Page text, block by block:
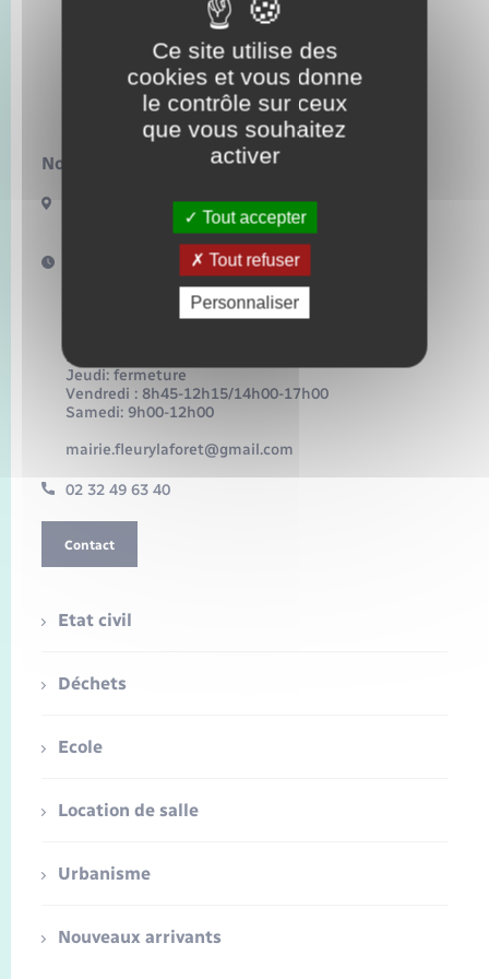
Voirie et espace public
Nous contacter :
8 Place de l’église
27480 Fleury-la-Forêt
Horaires d'ouverture :
Horaires d’ouverture au public de la mairie et de
Lundi: 8h45-12h15/14h00-17h00
Mercredi: 8h45-12h15/14h00-17h00
Jeudi: fermeture
Vendredi : 8h45-12h15/14h00-17h00
Samedi: 9h00-12h00
mairie.fleurylaforet@gmail.com
02 32 49 63 40
Contact
Etat civil
Déchets
Ecole
Location de salle
Urbanisme
Nouveaux arrivants
Ce site utilise des
cookies et vous donne
le contrôle sur ceux
que vous souhaitez
activer
Tout accepter
Tout refuser
Personnaliser